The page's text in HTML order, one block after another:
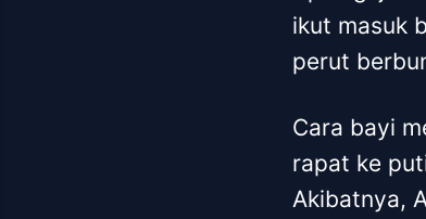
ikut masuk
perut
Cara bayi
rapat ke
Akibatnya,